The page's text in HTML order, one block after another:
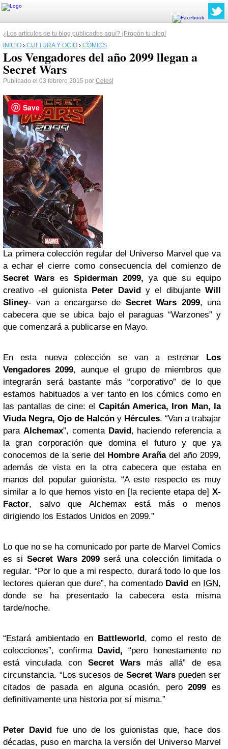
¿Los artículos de tu blog publicados aquí? ¡Propón tu blog!
INICIO › CULTURA Y OCIO › CÓMICS
Los Vengadores del año 2099 llegan a
Secret Wars
Publicado el 03 febrero 2015 por Celesj
La primera colección regular del Universo Marvel que va
a echar el cierre como consecuencia del comienzo de
Secret Wars es Spiderman 2099, ya que su equipo
creativo -el guionista Peter Davidy el dibujante Will
Sliney- van a encargarse de Secret Wars 2099, una
cabecera que se ubica bajo el paraguas “Warzones” y
que comenzará a publicarse en Mayo.
En esta nueva colección se van a estrenar Los
Vengadores 2099, aunque el grupo de miembros que
integrarán será bastante más “corporativo” de lo que
estamos habituados a ver tanto en los cómics como en
las pantallas de cine: el Capitán America, Iron Man, la
Viuda Negra, Ojo de Halcón y Hércules. “Van a trabajar
para Alchemax”, comenta David, haciendo referencia a
la gran corporación que domina el futuro y que ya
conocemos de la serie del Hombre Arañadel año 2099,
además de vista en la otra cabecera que estaba en
manos del popular guionista. “A este respecto es muy
similar a lo que hemos visto en [la reciente etapa de] X-
Factor, salvo que Alchemax está más o menos
dirigiendo los Estados Unidos en 2099.”
Lo que no se ha comunicado por parte de Marvel Comics
es si Secret Wars 2099 será una colección limitada o
regular. “Por lo que a mi respecto, durará todo lo que los
lectores quieran que dure”, ha comentado David en IGN,
donde se ha presentado la cabecera esta misma
tarde/noche.
“Estará ambientado en Battleworld, como el resto de
colecciones”, confirma David, “pero honestamente no
está vinculada con Secret Wars más allá” de esa
circunstancia. “Los sucesos de Secret Warspueden ser
citados de pasada en alguna ocasión, pero2099 es
definitivamente una historia por sí misma.”
Peter Davidfue uno de los guionistas que, hace dos
décadas, puso en marcha la versión del Universo Marvel
Save